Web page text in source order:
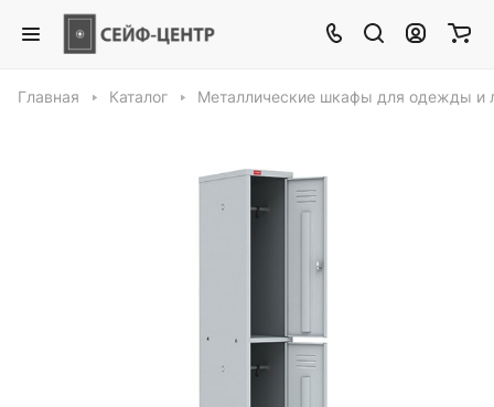
Главная Каталог Металлические шкафы для одежды и